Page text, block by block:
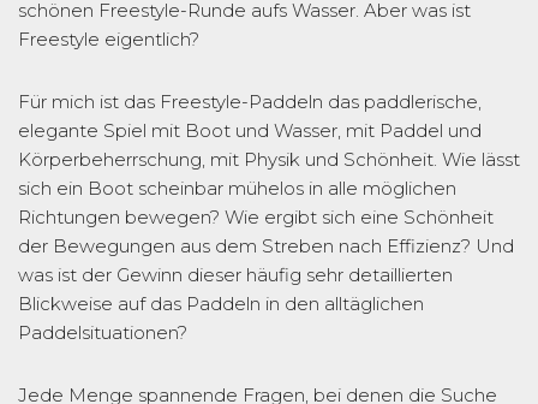
schönen Freestyle-Runde aufs Wasser. Aber was ist
Freestyle eigentlich?
Für mich ist das Freestyle-Paddeln das paddlerische,
elegante Spiel mit Boot und Wasser, mit Paddel und
Körperbeherrschung, mit Physik und Schönheit. Wie lässt
sich ein Boot scheinbar mühelos in alle möglichen
Richtungen bewegen? Wie ergibt sich eine Schönheit
der Bewegungen aus dem Streben nach Effizienz? Und
was ist der Gewinn dieser häufig sehr detaillierten
Blickweise auf das Paddeln in den alltäglichen
Paddelsituationen?
Jede Menge spannende Fragen, bei denen die Suche